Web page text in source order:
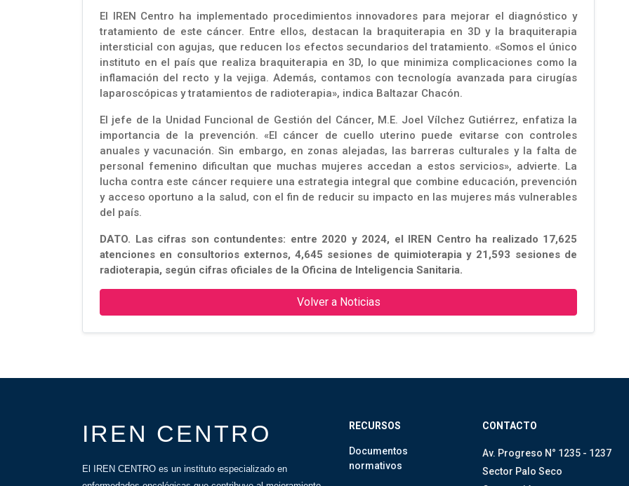
El IREN Centro ha implementado procedimientos innovadores para mejorar el diagnóstico y
tratamiento de este cáncer. Entre ellos, destacan la braquiterapia en 3D y la braquiterapia
intersticial con agujas, que reducen los efectos secundarios del tratamiento. «Somos el único
instituto en el país que realiza braquiterapia en 3D, lo que minimiza complicaciones como la
inflamación del recto y la vejiga. Además, contamos con tecnología avanzada para cirugías
laparoscópicas y tratamientos de radioterapia», indica Baltazar Chacón.
El jefe de la Unidad Funcional de Gestión del Cáncer, M.E. Joel Vílchez Gutiérrez, enfatiza la
importancia de la prevención. «El cáncer de cuello uterino puede evitarse con controles
anuales y vacunación. Sin embargo, en zonas alejadas, las barreras culturales y la falta de
personal femenino dificultan que muchas mujeres accedan a estos servicios», advierte. La
lucha contra este cáncer requiere una estrategia integral que combine educación, prevención
y acceso oportuno a la salud, con el fin de reducir su impacto en las mujeres más vulnerables
del país.
DATO. Las cifras son contundentes: entre 2020 y 2024, el IREN Centro ha realizado 17,625
atenciones en consultorios externos, 4,645 sesiones de quimioterapia y 21,593 sesiones de
radioterapia, según cifras oficiales de la Oficina de Inteligencia Sanitaria.
Volver a Noticias
IREN CENTRO
El IREN CENTRO es un instituto especializado en
RECURSOS
Documentos
normativos
CONTACTO
Av. Progreso N° 1235 - 1237
Sector Palo Seco